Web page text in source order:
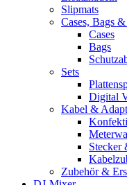
Slipmats
Cases, Bags
Cases
Bags
Sets
Digital
Kabel &
Stecker
Zubehör &